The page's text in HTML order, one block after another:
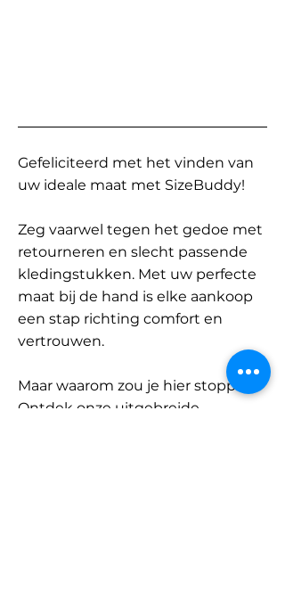
Gefeliciteerd met het vinden van
uw ideale maat met SizeBuddy!
Zeg vaarwel tegen het gedoe met
retourneren en slecht passende
kledingstukken. Met uw perfecte
maat bij de hand is elke aankoop
een stap richting comfort en
vertrouwen.
Maar waarom zou je hier stoppen?
Ontdek onze uitgebreide